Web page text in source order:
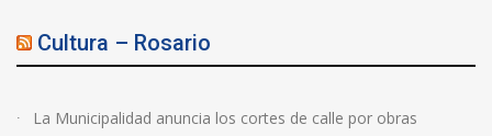
Cultura – Rosario
La Municipalidad anuncia los cortes de calle por obras